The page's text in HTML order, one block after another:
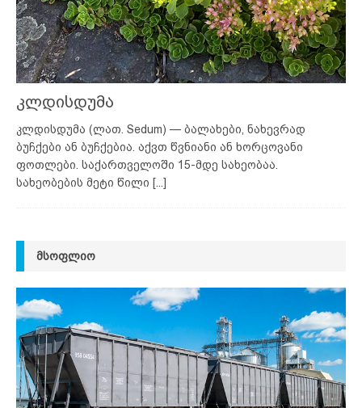
კლდისდუმა
კლდისდუმა (ლათ. Sedum) — ბალახები, ნახევრად
ბუჩქები ან ბუჩქებია. აქვთ წვნიანი ან ხორცოვანი
ფოთლები. საქართველოში 15-მდე სახეობაა.
სახეობების მეტი წილი [...]
ᲛᲡᲝᲤᲚᲘᲝ